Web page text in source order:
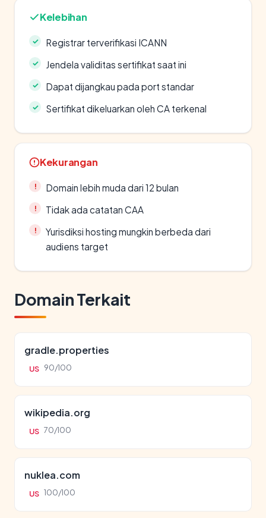
Kelebihan
Registrar terverifikasi ICANN
Jendela validitas sertifikat saat ini
Dapat dijangkau pada port standar
Sertifikat dikeluarkan oleh CA terkenal
Kekurangan
Domain lebih muda dari 12 bulan
Tidak ada catatan CAA
Yurisdiksi hosting mungkin berbeda dari
audiens target
Domain Terkait
gradle.properties
US 90/100
wikipedia.org
US 70/100
nuklea.com
US 100/100